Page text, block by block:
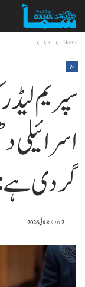
Home دنیا
دنیا
سپریم
گردی
On2 جولائی 2026